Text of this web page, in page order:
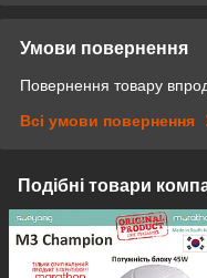
Умови повернення
Повернення товару
Всі умови повернення
Подібні товари